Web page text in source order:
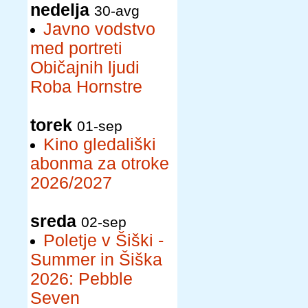
nedelja 30-avg
Javno vodstvo
med portreti
Običajnih ljudi
Roba Hornstre
torek 01-sep
Kino gledališki
abonma za otroke
2026/2027
sreda 02-sep
Poletje v Šiški -
Summer in Šiška
2026: Pebble
Seven